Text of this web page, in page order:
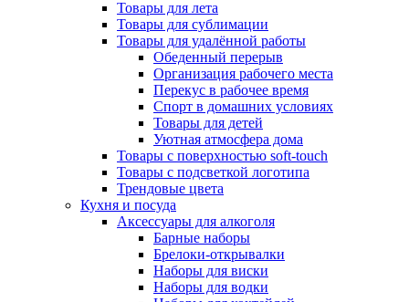
Товары для лета
Товары для сублимации
Товары для удалённой работы
Обеденный перерыв
Организация рабочего места
Перекус в рабочее время
Спорт в домашних условиях
Товары для детей
Уютная атмосфера дома
Товары с поверхностью soft-touch
Товары с подсветкой логотипа
Трендовые цвета
Кухня и посуда
Аксессуары для алкоголя
Барные наборы
Брелоки-открывалки
Наборы для виски
Наборы для водки